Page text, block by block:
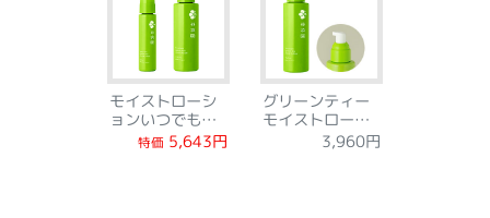
モイストローシ
ョンいつでもケ
アセット
特価 5,643円
グリーンティー
モイストローシ
ョン 150ml3,960円